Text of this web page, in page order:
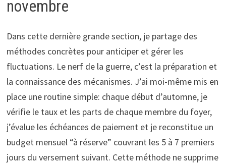
novembre
Dans cette dernière grande section, je partage des
méthodes concrètes pour anticiper et gérer les
fluctuations. Le nerf de la guerre, c’est la préparation et
la connaissance des mécanismes. J’ai moi-même mis en
place une routine simple: chaque début d’automne, je
vérifie le taux et les parts de chaque membre du foyer,
j’évalue les échéances de paiement et je reconstitue un
budget mensuel “à réserve” couvrant les 5 à 7 premiers
jours du versement suivant. Cette méthode ne supprime